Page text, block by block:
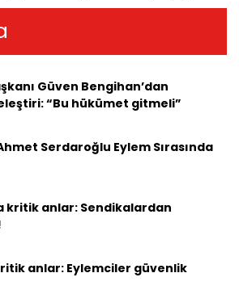
Güven Bengihan’dan
“Bu hükümet gitmeli”
Serdaroğlu Eylem Sırasında
kritik anlar: Sendikalardan
anlar: Eylemciler güvenlik